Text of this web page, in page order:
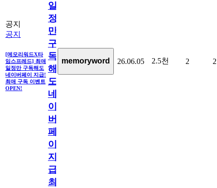
공지
공지
[메모리워드X타
임스프레드] 최애
일정만 구독해도
네이버페이 지급!
최애 구독 이벤트
OPEN!
일
정
만
구
독
해
도
네
이
버
페
이
지
급!
최
memoryword 26.06.05 2.5천 2 2